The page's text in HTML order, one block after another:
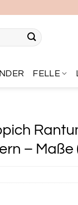
FELLE
– Maße